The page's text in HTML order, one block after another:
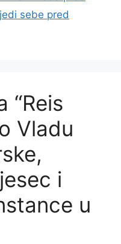
sebe pred
“Reis
Vladu
i
u